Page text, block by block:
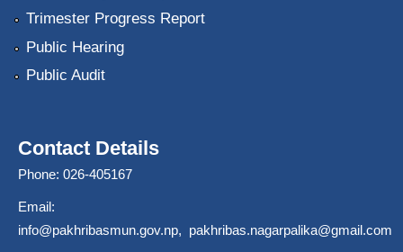
Trimester Progress Report
Public Hearing
Public Audit
Contact Details
Phone: 026-405167
Email:
info@pakhribasmun.gov.np, pakhribas.nagarpalika@gmail.com